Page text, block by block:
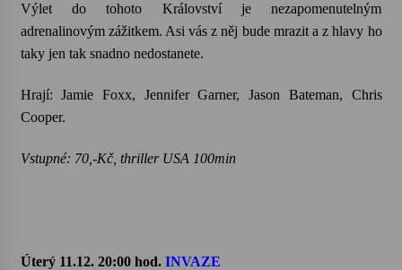
Výlet do tohoto Království je nezapomenutelným
adrenalinovým zážitkem. Asi vás z něj bude mrazit a z hlavy ho
taky jen tak snadno nedostanete.
Hrají: Jamie Foxx, Jennifer Garner, Jason Bateman, Chris
Cooper.
Vstupné: 70,-Kč, thriller USA 100min
Úterý 11.12. 20:00 hod. INVAZE